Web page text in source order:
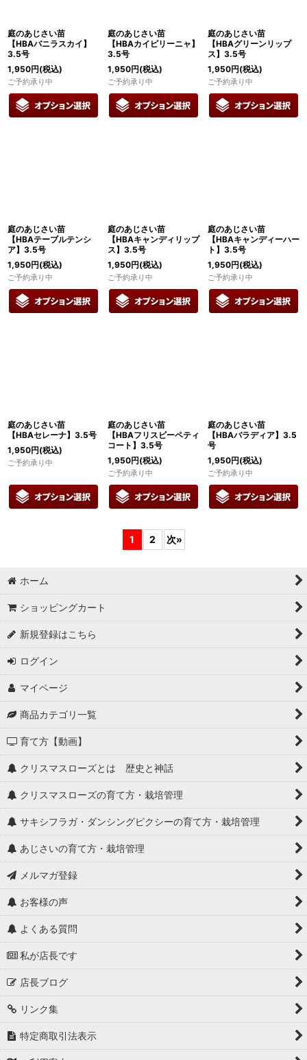
庭のあじさい苗
【HBAバニラスカイ】
3.5号
1,950円(税込)
ご予約承り中
庭のあじさい苗
【HBAカイピリーニャ】
3.5号
1,950円(税込)
ご予約承り中
庭のあじさい苗
【HBAグリーンリップ
ス】3.5号
1,950円(税込)
ご予約承り中
庭のあじさい苗
【HBAテーブルテンシ
ア】3.5号
1,950円(税込)
ご予約承り中
庭のあじさい苗
【HBAキャンディリップ
ス】3.5号
1,950円(税込)
ご予約承り中
庭のあじさい苗
【HBAキャンディーハー
ト】3.5号
1,950円(税込)
ご予約承り中
庭のあじさい苗
【HBAセレーナ】3.5号
1,950円(税込)
ご予約承り中
庭のあじさい苗
【HBAフリスビーペティ
コート】3.5号
1,950円(税込)
ご予約承り中
庭のあじさい苗
【HBAバラディア】3.5
号
1,950円(税込)
ご予約承り中
1 2 次»
ホーム
ショッピングカート
新規登録はこちら
ログイン
マイページ
商品カテゴリ一覧
育て方【動画】
クリスマスローズとは 歴史と神話
クリスマスローズの育て方・栽培管理
サキシフラガ・ダンシングピクシーの育て方・栽培管理
あじさいの育て方・栽培管理
メルマガ登録
お客様の声
よくある質問
私が店長です
店長ブログ
リンク集
特定商取引法表示